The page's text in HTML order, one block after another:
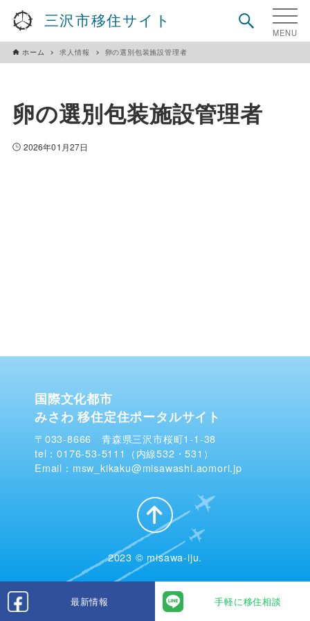
三沢市移住サイト
最新情報 手軽に移住相談
ホーム 求人情報 卵の選別包装施設管理者
卵の選別包装施設管理者
2026年01月27日
国際文化都市
みさわ 移住定住ポータルサイト
〒033-8666 青森県三沢市桜町1-1-38
tel：0176-53-5111（内線532・531）
Email：msw_kikaku@misawashi.aomori.jp
2023 © misawa-iju.